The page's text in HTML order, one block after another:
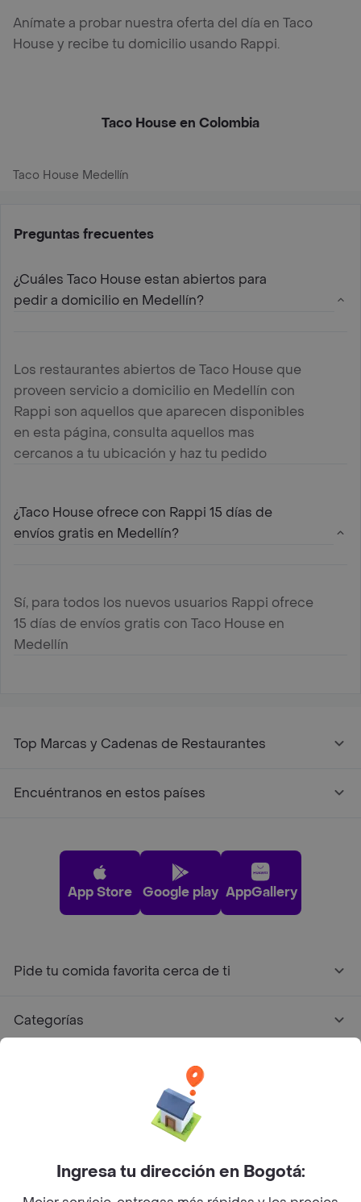
Anímate a probar nuestra oferta del día en Taco
House y recibe tu domicilio usando Rappi.
Taco House en Colombia
Taco House Medellín
Preguntas frecuentes
¿Cuáles Taco House estan abiertos para
pedir a domicilio en Medellín?
Los restaurantes abiertos de Taco House que
proveen servicio a domicilio en Medellín con
Rappi son aquellos que aparecen disponibles
en esta página, consulta aquellos mas
cercanos a tu ubicación y haz tu pedido
¿Taco House ofrece con Rappi 15 días de
envíos gratis en Medellín?
Sí, para todos los nuevos usuarios Rappi ofrece
15 días de envíos gratis con Taco House en
Medellín
Top Marcas y Cadenas de Restaurantes
Encuéntranos en estos países
App Store Google play AppGallery
Pide tu comida favorita cerca de ti
Categorías
Facebook
Twitter
Instagram
Ingresa tu dirección en Bogotá: